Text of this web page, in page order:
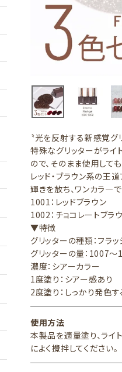
〝光を反射する新感覚グ
特殊なグリッターがライ
ので、そのまま使用して
レッド・ブラウン系の王
輝きを放ち、ワンカラ―
1001：レッドブラウン
1002：チョコレートブラ
▼特徴
グリッターの種類：フラ
グリッターの量：1007
濃度：シアーカラー
1度塗り：シアー感あり
2度塗り：しっかり発色す
使用方法
本製品を適量塗り、ライ
によく攪拌してください。